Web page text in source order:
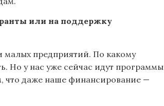
или на поддержку
малых предприятий. По какому
Но у нас уже сейчас идут программы
что даже наше финансирование —